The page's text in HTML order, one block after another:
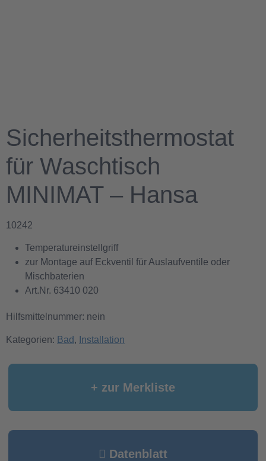
Sicherheitsthermostat
für Waschtisch
MINIMAT – Hansa
10242
Temperatureinstellgriff
zur Montage auf Eckventil für Auslaufventile oder
Mischbaterien
Art.Nr. 63410 020
Hilfsmittelnummer: nein
Kategorien: Bad , Installation
+ zur Merkliste
Datenblatt